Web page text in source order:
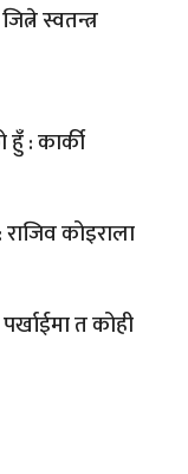
स्वतन्त्र
: कार्की
कोइराला
त कोही